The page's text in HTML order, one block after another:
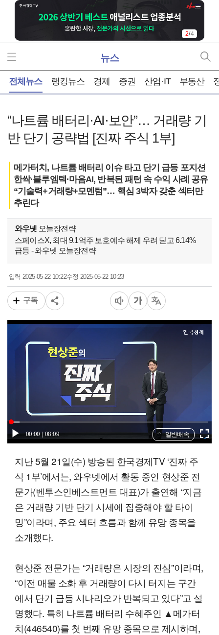
2/4
뉴스
전체뉴스 랭킹뉴스 경제 증권 산업·IT 부동산
“나트륨 배터리·AI·보안”… 거래량 기
반 단기 공략법 [진짜 주식 1부]
메가터치, 나트륨 배터리 이슈 타고 단기 급등 포지션
한싹·블루엠텍·마음AI, 반복된 패턴 속 수익 사례 공유
“기술력+거래량+모멘텀”… 핵심 3박자 갖춘 섹터만
추린다
와우넷 오늘장전략
스페이스X, 최대 9.1억주 보호예수 해제 우려 딛고 6.14%
급등 - 와우넷 오늘장전략
입력 2025-05-22 10:22수정 2025-05-22 10:23
구독
00:00 08:09 일반배속
지난 5월 21일(수) 방송된 한국경제TV ‘진짜 주
식 1부’에서는, 와우넷에서 활동 중인 현상준 전
문가(벤투스인베스트먼트 대표)가 출연해 “지금
은 거래량 기반 단기 시세에 집중해야 할 타이
밍”이라며, 주요 섹터 흐름과 함께 유망 종목을
소개했다.
현상준 전문가는 “거래량은 시장의 진심”이라며,
“이전 매물 소화 후 거래량이 다시 터지는 구간
에서 단기 급등 시나리오가 반복되고 있다”고 설
명했다. 특히 나트륨 배터리 수혜주인 ▲메가터
치(446540)를 첫 번째 유망 종목으로 제시하며,